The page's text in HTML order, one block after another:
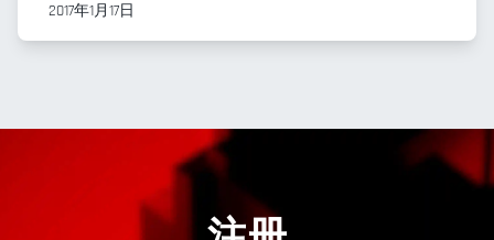
2017年1月17日